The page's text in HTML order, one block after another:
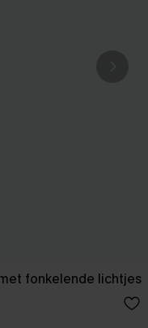
fonkelende lichtjes